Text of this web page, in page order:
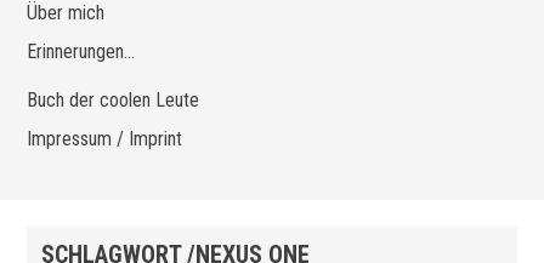
Über mich
Erinnerungen…
Buch der coolen Leute
Impressum / Imprint
SCHLAGWORT /NEXUS ONE